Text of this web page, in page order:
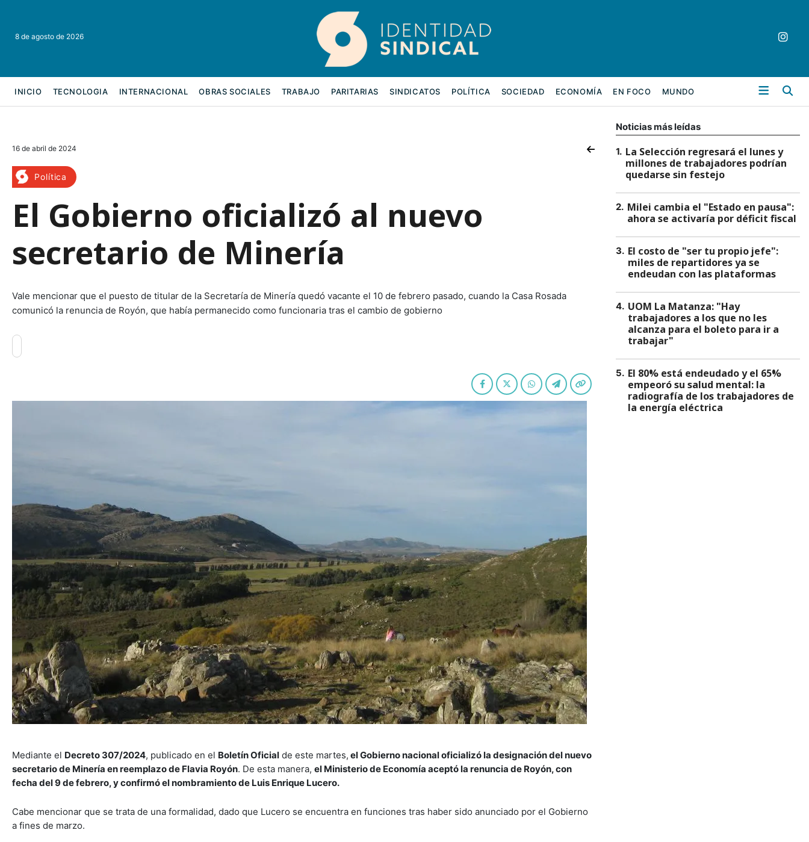
8 de agosto de 2026
INICIO TECNOLOGIA INTERNACIONAL OBRAS SOCIALES TRABAJO PARITARIAS SINDICATOS POLÍTICA SOCIEDAD ECONOMÍA EN FOCO MUNDO
16 de abril de 2024
Política
El Gobierno oficializó al nuevo
secretario de Minería
Vale mencionar que el puesto de titular de la Secretaría de Minería quedó vacante el 10 de febrero pasado, cuando la Casa Rosada
comunicó la renuncia de Royón, que había permanecido como funcionaria tras el cambio de gobierno
Mediante el Decreto 307/2024, publicado en el Boletín Oficial de este martes, el Gobierno nacional oficializó la designación del nuevo
secretario de Minería en reemplazo de Flavia Royón. De esta manera, el Ministerio de Economía aceptó la renuncia de Royón, con
fecha del 9 de febrero, y confirmó el nombramiento de Luis Enrique Lucero.
Cabe mencionar que se trata de una formalidad, dado que Lucero se encuentra en funciones tras haber sido anunciado por el Gobierno
a fines de marzo.
Noticias más leídas
1. La Selección regresará el lunes y
millones de trabajadores podrían
quedarse sin festejo
2. Milei cambia el "Estado en pausa":
ahora se activaría por déficit fiscal
3. El costo de "ser tu propio jefe":
miles de repartidores ya se
endeudan con las plataformas
4. UOM La Matanza: "Hay
trabajadores a los que no les
alcanza para el boleto para ir a
trabajar"
5. El 80% está endeudado y el 65%
empeoró su salud mental: la
radiografía de los trabajadores de
la energía eléctrica